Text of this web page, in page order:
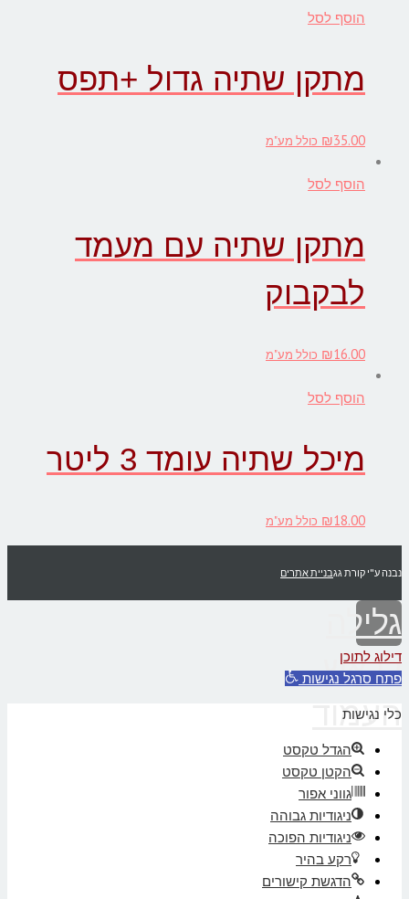
הוסף לסל
מתקן שתיה גדול +תפס
₪35.00 כולל מע"מ
הוסף לסל
מתקן שתיה עם מעמד
לבקבוק
₪16.00 כולל מע"מ
הוסף לסל
מיכל שתיה עומד 3 ליטר
₪18.00 כולל מע"מ
נבנה ע"י קורת גגבניית אתרים
גלילה
לראש
העמוד
דילוג לתוכן
פתח סרגל נגישות
כלי נגישות
הגדל טקסט
הקטן טקסט
גווני אפור
ניגודיות גבוהה
ניגודיות הפוכה
רקע בהיר
הדגשת קישורים